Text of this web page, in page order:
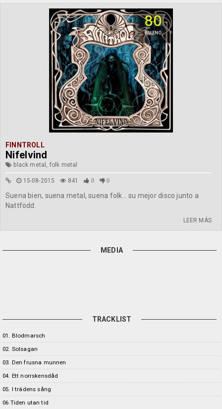
80
BUENO
FINNTROLL
Nifelvind
black metal, folk metal
15-08-2015 841 0 0
Suena bien, suena metal, suena folk... su mejor disco junto a
Nattfödd.
LEER MÁS
MEDIA
TRACKLIST
01. Blodmarsch
02. Solsagan
03. Den frusna munnen
04. Ett norrskensdåd
05. I trädens sång
06 Tiden utan tid